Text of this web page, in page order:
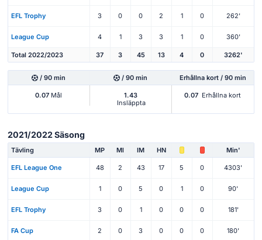
EFL Trophy 3 0 0 2 1 0 262'
League Cup 4 1 3 3 1 0 360'
Total 2022/2023 37 3 45 13 4 0 3262'
/ 90 min / 90 min Erhållna kort / 90 min
0.07 Mål
1.43
Insläppta
0.07 Erhållna kort
2021/2022 Säsong
Tävling MP Ml IM HN Min'
EFL League One 48 2 43 17 5 0 4303'
League Cup 1 0 5 0 1 0 90'
EFL Trophy 3 0 1 0 0 0 181'
FA Cup 2 0 3 0 0 0 180'